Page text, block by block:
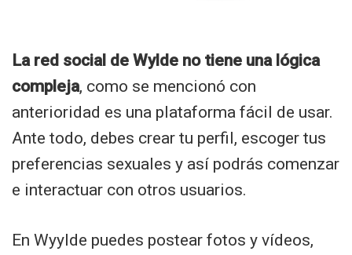
La red social de Wylde no tiene una lógica
compleja, como se mencionó con
anterioridad es una plataforma fácil de usar.
Ante todo, debes crear tu perfil, escoger tus
preferencias sexuales y así podrás comenzar
e interactuar con otros usuarios.
En Wyylde puedes postear fotos y vídeos,